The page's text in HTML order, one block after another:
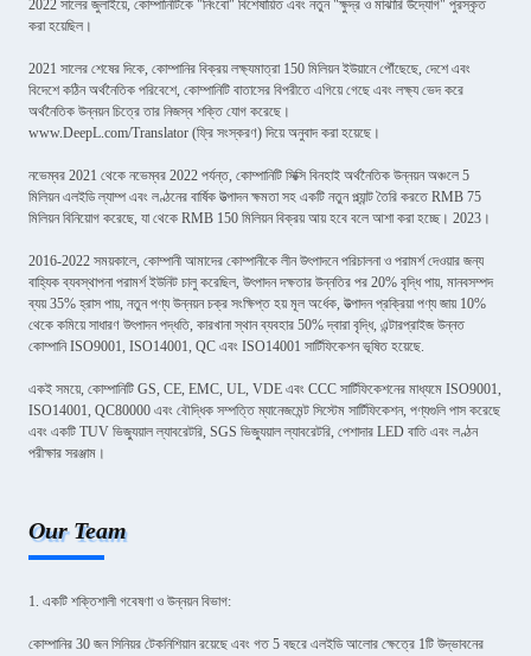
2022 সালের জুলাইয়ে, কোম্পানিটিকে "নিংবো" বিশেষায়িত এবং নতুন "ক্ষুদ্র ও মাঝারি উদ্যোগ" পুরস্কৃত
করা হয়েছিল।
2021 সালের শেষের দিকে, কোম্পানির বিক্রয় লক্ষ্যমাত্রা 150 মিলিয়ন ইউয়ানে পৌঁছেছে, দেশে এবং
বিদেশে কঠিন অর্থনৈতিক পরিবেশে, কোম্পানিটি বাতাসের বিপরীতে এগিয়ে গেছে এবং লক্ষ্য ভেদ করে
অর্থনৈতিক উন্নয়ন চিত্রে তার নিজস্ব শক্তি যোগ করেছে।
www.DeepL.com/Translator (ফ্রি সংস্করণ) দিয়ে অনুবাদ করা হয়েছে।
নভেম্বর 2021 থেকে নভেম্বর 2022 পর্যন্ত, কোম্পানিটি সিক্সি বিনহাই অর্থনৈতিক উন্নয়ন অঞ্চলে 5
মিলিয়ন এলইডি ল্যাম্প এবং লণ্ঠনের বার্ষিক উত্পাদন ক্ষমতা সহ একটি নতুন প্ল্যান্ট তৈরি করতে RMB 75
মিলিয়ন বিনিয়োগ করেছে, যা থেকে RMB 150 মিলিয়ন বিক্রয় আয় হবে বলে আশা করা হচ্ছে। 2023।
2016-2022 সময়কালে, কোম্পানী আমাদের কোম্পানীকে লীন উৎপাদনে পরিচালনা ও পরামর্শ দেওয়ার জন্য
বাহ্যিক ব্যবস্থাপনা পরামর্শ ইউনিট চালু করেছিল, উৎপাদন দক্ষতার উন্নতির পর 20% বৃদ্ধি পায়, মানবসম্পদ
ব্যয় 35% হ্রাস পায়, নতুন পণ্য উন্নয়ন চক্র সংক্ষিপ্ত হয় মূল অর্ধেক, উত্পাদন প্রক্রিয়া পণ্য জায় 10%
থেকে কমিয়ে সাধারণ উৎপাদন পদ্ধতি, কারখানা স্থান ব্যবহার 50% দ্বারা বৃদ্ধি, এন্টারপ্রাইজ উন্নত
কোম্পানি ISO9001, ISO14001, QC এবং ISO14001 সার্টিফিকেশন ভূষিত হয়েছে.
একই সময়ে, কোম্পানিটি GS, CE, EMC, UL, VDE এবং CCC সার্টিফিকেশনের মাধ্যমে ISO9001,
ISO14001, QC80000 এবং বৌদ্ধিক সম্পত্তি ম্যানেজমেন্ট সিস্টেম সার্টিফিকেশন, পণ্যগুলি পাস করেছে
এবং একটি TUV ভিজ্যুয়াল ল্যাবরেটরি, SGS ভিজ্যুয়াল ল্যাবরেটরি, পেশাদার LED বাতি এবং লণ্ঠন
পরীক্ষার সরঞ্জাম।
Our Team
1. একটি শক্তিশালী গবেষণা ও উন্নয়ন বিভাগ:
কোম্পানির 30 জন সিনিয়র টেকনিশিয়ান রয়েছে এবং গত 5 বছরে এলইডি আলোর ক্ষেত্রে 1টি উদ্ভাবনের